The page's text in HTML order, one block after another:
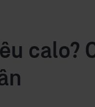
calo?